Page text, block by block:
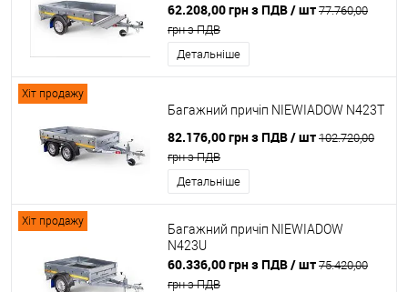
62.208,00 грн з ПДВ/ шт 77.760,00
грн з ПДВ
Детальніше
Хіт продажу
Багажний причіп NIEWIADOW N423T
82.176,00 грн з ПДВ/ шт 102.720,00
грн з ПДВ
Детальніше
Хіт продажу
Багажний причіп NIEWIADOW
N423U
60.336,00 грн з ПДВ/ шт 75.420,00
грн з ПДВ